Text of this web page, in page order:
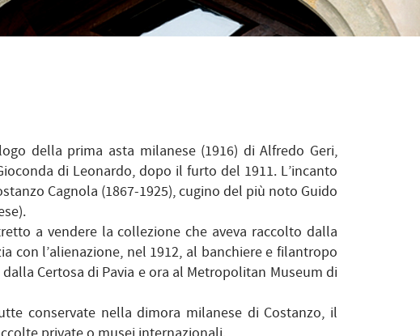
della prima asta milanese (1916) di Alfredo Geri,
di Leonardo, dopo il furto del 1911. L’incanto
Cagnola (1867-1925), cugino del più noto Guido
a vendere la collezione che aveva raccolto dalla
con l’alienazione, nel 1912, al banchiere e filantropo
Certosa di Pavia e ora al Metropolitan Museum di
conservate nella dimora milanese di Costanzo, il